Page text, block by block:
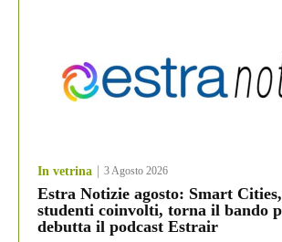
In vetrina 3 Agosto 2026
Estra Notizie agosto: Smart
studenti coinvolti, torna il bando
debutta il podcast Estrair